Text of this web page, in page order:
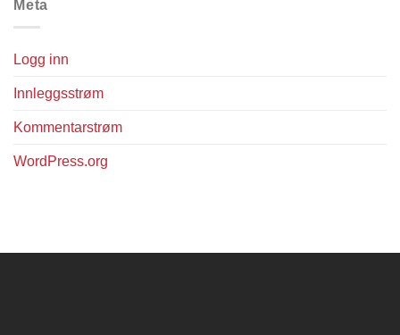
Meta
Logg inn
Innleggsstrøm
Kommentarstrøm
WordPress.org